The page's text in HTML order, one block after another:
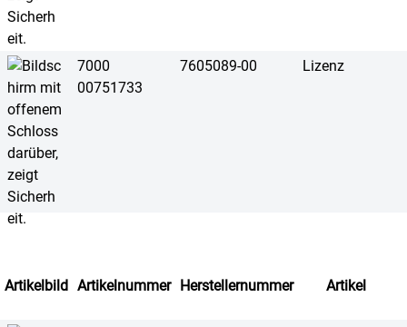
7000
00751733
7605089-00 Lizenz
Artikelbild Artikelnummer Herstellernummer Artikel